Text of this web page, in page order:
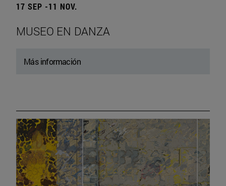
17 SEP -11 NOV.
MUSEO EN DANZA
Más información